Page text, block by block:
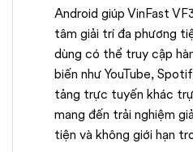
Android giúp VinFast
tâm giải trí đa phương
dùng có thể truy cập
biến như YouTube,
tảng trực tuyến khác
mang đến trải nghiệm
tiện và không giới hạn